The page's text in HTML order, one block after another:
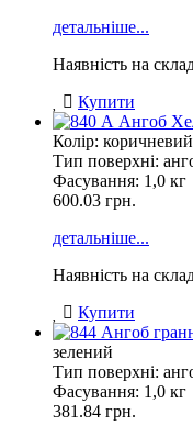
детальніше...
Наявність на
Купити
Колір: коричневий
Тип поверхні:
Фасування: 1,0 кг
600.03 грн.
детальніше...
Наявність на
Купити
зелений
Тип поверхні:
Фасування: 1,0 кг
381.84 грн.